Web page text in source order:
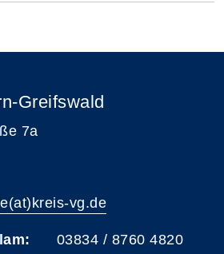
Greifswald
7a
vg.de
03834 / 8760 4820